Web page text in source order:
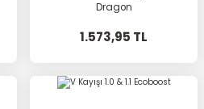
Dragon
1.573,95 TL